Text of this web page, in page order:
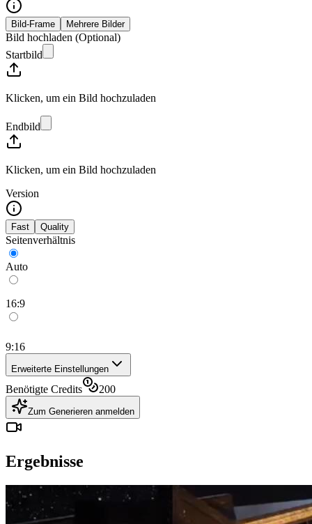
Bild-Frame Mehrere Bilder
Bild hochladen (Optional)
Startbild
Klicken, um ein Bild hochzuladen
Endbild
Klicken, um ein Bild hochzuladen
Version
Fast Quality
Seitenverhältnis
Auto
16:9
9:16
Erweiterte Einstellungen
Benötigte Credits 200
Zum Generieren anmelden
Ergebnisse